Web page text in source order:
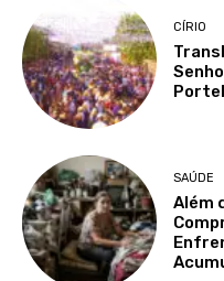
CÍRIO
SAÚDE
Além